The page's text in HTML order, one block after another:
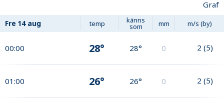
Graf
Fre 14 aug temp känns
som mm m/s (by)
00:00 28° 28° 0 2 (5)
01:00 26° 26° 0 2 (5)